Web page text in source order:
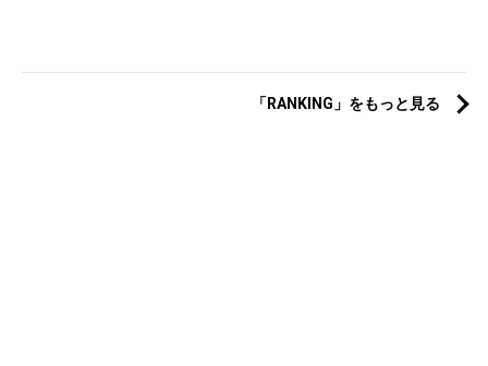
「RANKING」をもっと見る